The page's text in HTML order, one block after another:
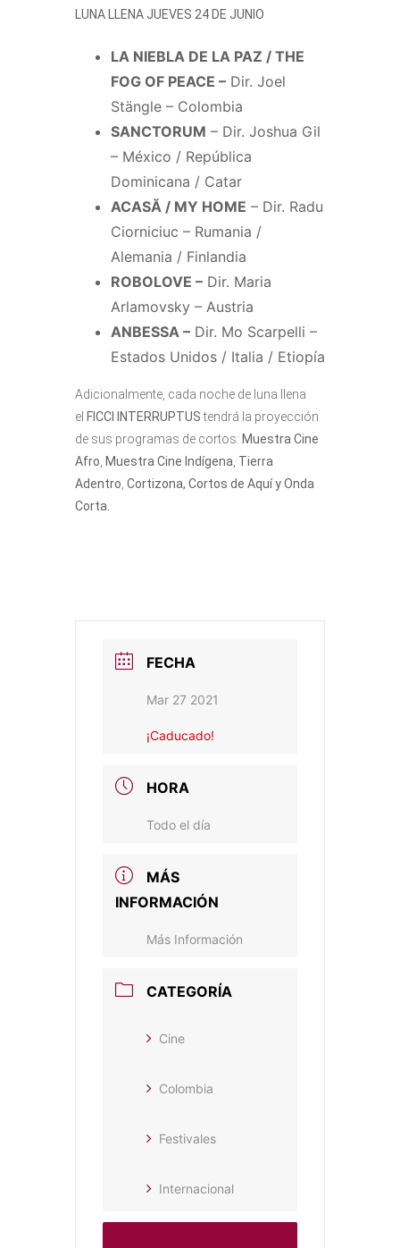
LUNA LLENA JUEVES 24 DE JUNIO
LA NIEBLA DE LA PAZ / THE
FOG OF PEACE – Dir. Joel
Stängle – Colombia
SANCTORUM – Dir. Joshua Gil
– México / República
Dominicana / Catar
ACASĂ / MY HOME – Dir. Radu
Ciorniciuc – Rumania /
Alemania / Finlandia
ROBOLOVE – Dir. Maria
Arlamovsky – Austria
ANBESSA – Dir. Mo Scarpelli –
Estados Unidos / Italia / Etiopía
Adicionalmente, cada noche de luna llena
el FICCI INTERRUPTUStendrá la proyección
de sus programas de cortos: Muestra Cine
Afro Muestra Cine Indígena Tierra
Adentro Cortizona, Cortos de Aquí y Onda
Corta.
FECHA
Mar 27 2021
¡Caducado!
HORA
Todo el día
MÁS
INFORMACIÓN
Más Información
CATEGORÍA
Cine
Colombia
Festivales
Internacional